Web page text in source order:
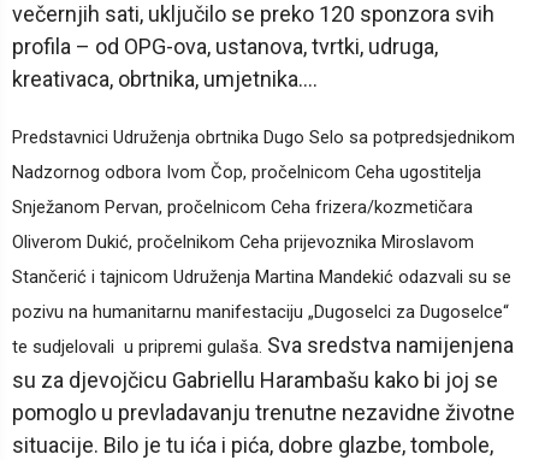
večernjih sati, uključilo se preko 120 sponzora svih
profila – od OPG-ova, ustanova, tvrtki, udruga,
kreativaca, obrtnika, umjetnika….
Predstavnici Udruženja obrtnika Dugo Selo sa potpredsjednikom
Nadzornog odbora Ivom Čop, pročelnicom Ceha ugostitelja
Snježanom Pervan, pročelnicom Ceha frizera/kozmetičara
Oliverom Dukić, pročelnikom Ceha prijevoznika Miroslavom
Stančerić i tajnicom Udruženja Martina Mandekić odazvali su se
pozivu na humanitarnu manifestaciju „Dugoselci za Dugoselce“
te sudjelovali u pripremi gulaša. Sva sredstva namijenjena
su za djevojčicu Gabriellu Harambašu kako bi joj se
pomoglo u prevladavanju trenutne nezavidne životne
situacije. Bilo je tu ića i pića, dobre glazbe, tombole,